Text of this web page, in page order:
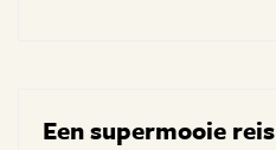
Een supermooie reis